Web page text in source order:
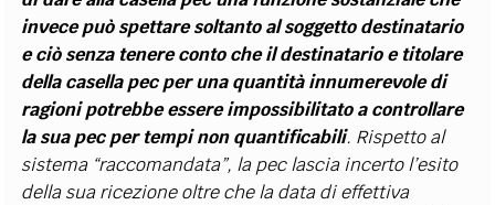
invece può spettare soltanto al soggetto destinatario
e ciò senza tenere conto che il destinatario e titolare
della casella pec per una quantità innumerevole di
ragioni potrebbe essere impossibilitato a controllare
la sua pec per tempi non quantificabili. Rispetto al
sistema “raccomandata”, la pec lascia incerto l’esito
della sua ricezione oltre che la data di effettiva